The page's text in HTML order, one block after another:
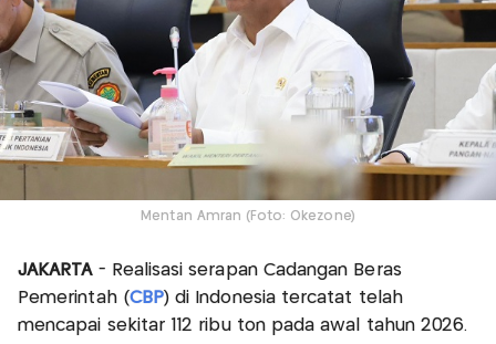
Mentan Amran (Foto: Okezone)
JAKARTA- Realisasi serapan Cadangan Beras
Pemerintah (CBP) di Indonesia tercatat telah
mencapai sekitar 112 ribu ton pada awal tahun 2026.